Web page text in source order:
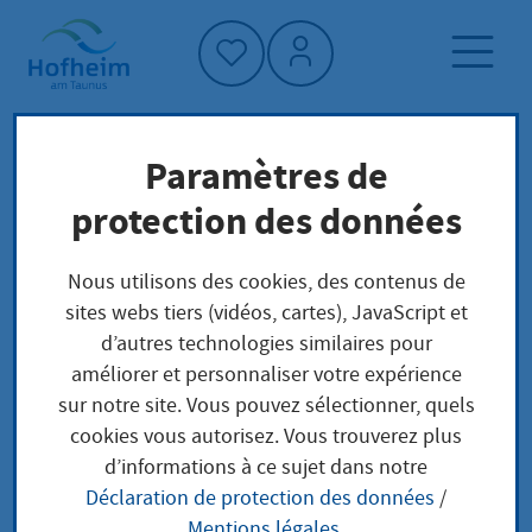
Accueil"
Page d'accueil
Trouver un service
Préoccupations locales
Erlaubnisfreie Herstellung von Arzneimitteln
durch zur Ausübung der Heilkunde befugte
Personen anzeigen
Erlaubnisfreie
Herstellung von
Paramètres de
protection des données
Nous utilisons des cookies, des contenus de
sites webs tiers (vidéos, cartes), JavaScript et
d’autres technologies similaires pour
améliorer et personnaliser votre expérience
sur notre site. Vous pouvez sélectionner, quels
cookies vous autorisez. Vous trouverez plus
d’informations à ce sujet dans notre
Déclaration de protection des données /